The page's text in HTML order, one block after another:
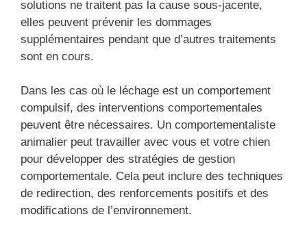
solutions ne traitent pas la cause sous-jacente,
elles peuvent prévenir les dommages
supplémentaires pendant que d’autres traitements
sont en cours.
Dans les cas où le léchage est un comportement
compulsif, des interventions comportementales
peuvent être nécessaires. Un comportementaliste
animalier peut travailler avec vous et votre chien
pour développer des stratégies de gestion
comportementale. Cela peut inclure des techniques
de redirection, des renforcements positifs et des
modifications de l’environnement.